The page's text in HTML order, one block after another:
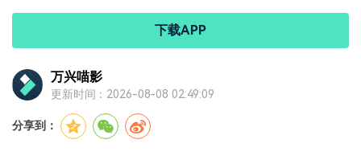
下载APP
万兴喵影
更新时间：2026-08-08 02:49:09
分享到：